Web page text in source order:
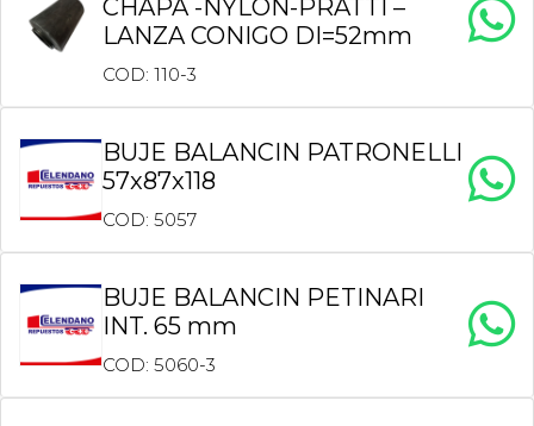
CHAPA -NYLON-PRATTI –
LANZA CONIGO DI=52mm
COD: 110-3
BUJE BALANCIN PATRONELLI
57x87x118
COD: 5057
BUJE BALANCIN PETINARI
INT. 65 mm
COD: 5060-3